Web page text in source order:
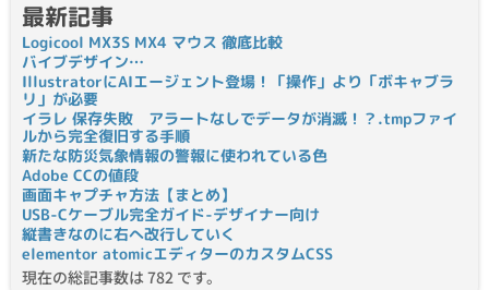
最新記事
Logicool MX3S MX4 マウス 徹底比較
バイブデザイン…
IllustratorにAIエージェント登場！「操作」より「ボキャブラ
リ」が必要
イラレ 保存失敗 アラートなしでデータが消滅！？.tmpファイ
ルから完全復旧する手順
新たな防災気象情報の警報に使われている色
Adobe CCの値段
画面キャプチャ方法【まとめ】
USB-Cケーブル完全ガイド-デザイナー向け
縦書きなのに右へ改行していく
elementor atomicエディターのカスタムCSS
現在の総記事数は 782 です。